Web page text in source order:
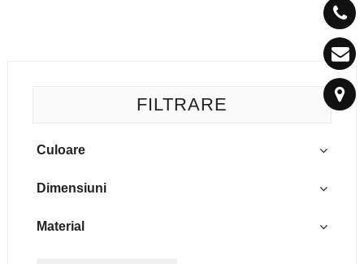
FILTRARE
Culoare
negru si argintiu
Dimensiuni
Material